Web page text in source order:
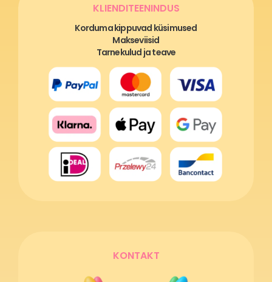
KLIENDITEENINDUS
Korduma kippuvad küsimused
Makseviisid
Tarnekulud ja teave
KONTAKT